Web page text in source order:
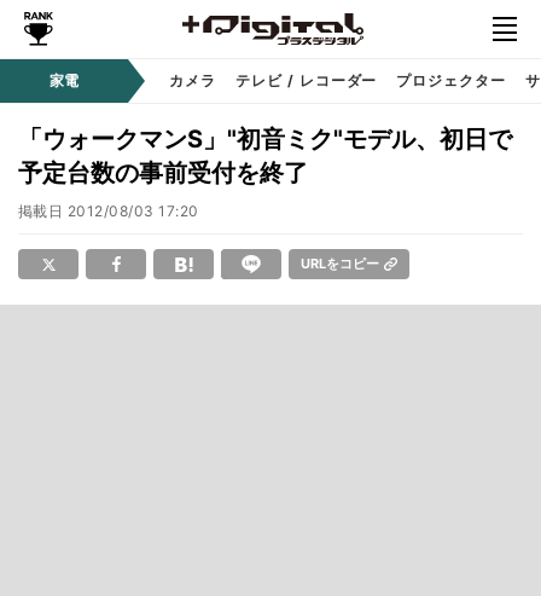
家電 カメラ テレビ / レコーダー プロジェクター
「ウォークマンS」"初音ミク"モデル、初日で
予定台数の事前受付を終了
掲載日 2012/08/03 17:20
URLをコピー